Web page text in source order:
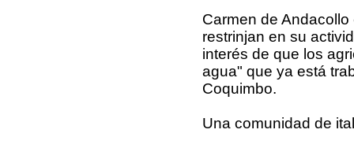
Carmen de
restrinjan en su
interés de que los
agua" que ya está
Coquimbo.
Una comunidad de